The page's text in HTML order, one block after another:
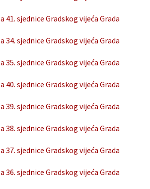
41. sjednice Gradskog vijeća Grada
34. sjednice Gradskog vijeća Grada
35. sjednice Gradskog vijeća Grada
40. sjednice Gradskog vijeća Grada
39. sjednice Gradskog vijeća Grada
38. sjednice Gradskog vijeća Grada
37. sjednice Gradskog vijeća Grada
36. sjednice Gradskog vijeća Grada